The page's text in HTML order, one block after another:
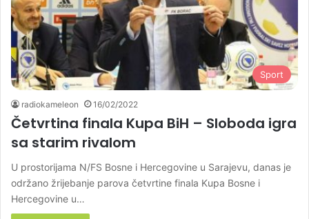
Sport
radiokameleon 16/02/2022
Četvrtina finala Kupa BiH – Sloboda igra
sa starim rivalom
U prostorijama N/FS Bosne i Hercegovine u Sarajevu, danas je
održano žrijebanje parova četvrtine finala Kupa Bosne i
Hercegovine u…